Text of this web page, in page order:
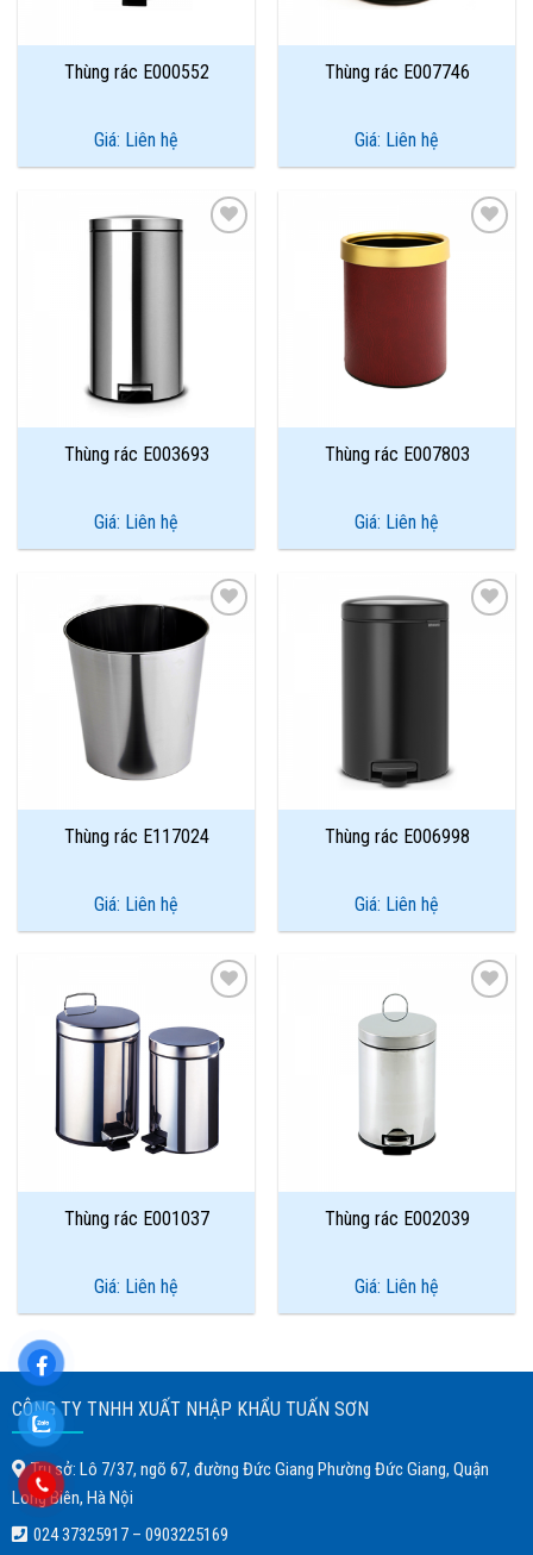
Thùng rác E000552
Giá: Liên hệ
Thùng rác E007746
Giá: Liên hệ
Thùng rác E003693
Giá: Liên hệ
Thùng rác E007803
Giá: Liên hệ
Add to
Wishlist
Thùng rác E117024
Giá: Liên hệ
Thùng rác E006998
Giá: Liên hệ
Add to
Thùng rác E001037
Giá: Liên hệ
Thùng rác E002039
Giá: Liên hệ
CÔNG TY TNHH XUẤT NHẬP KHẨU TUẤN SƠN
Trụ sở: Lô 7/37, ngõ 67, đường Đức Giang Phường Đức Giang, Quận
Long Biên, Hà Nội
024 37325917– 0903225169